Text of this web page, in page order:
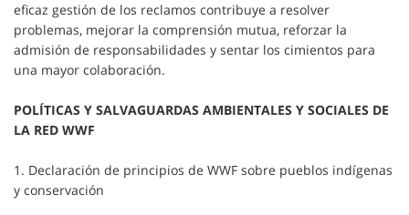
eficaz gestión de los reclamos contribuye a resolver
problemas, mejorar la comprensión mutua, reforzar la
admisión de responsabilidades y sentar los cimientos para
una mayor colaboración.
POLÍTICAS Y SALVAGUARDAS AMBIENTALES Y SOCIALES DE
LA RED WWF
1. Declaración de principios de WWF sobre pueblos indígenas
y conservación